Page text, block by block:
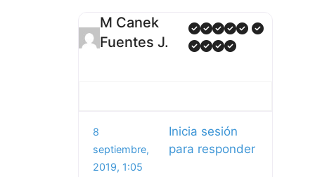
M Canek
Fuentes J.
8
septiembre,
2019, 1:05
Inicia sesión
para responder